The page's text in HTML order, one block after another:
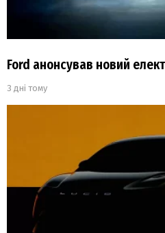
Ford анонсував новий
3 дні тому